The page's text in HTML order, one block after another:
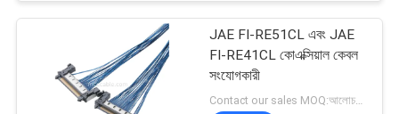
JAE FI-RE51CL এবং JAE
FI-RE41CL কোএক্সিয়াল কেবল
সংযোগকারী
Contact our sales MOQ:আলোচনাযোগ্য